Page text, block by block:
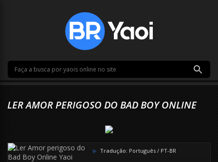
LER AMOR PERIGOSO DO BAD BOY ONLINE
Tradução: Português / PT-BR